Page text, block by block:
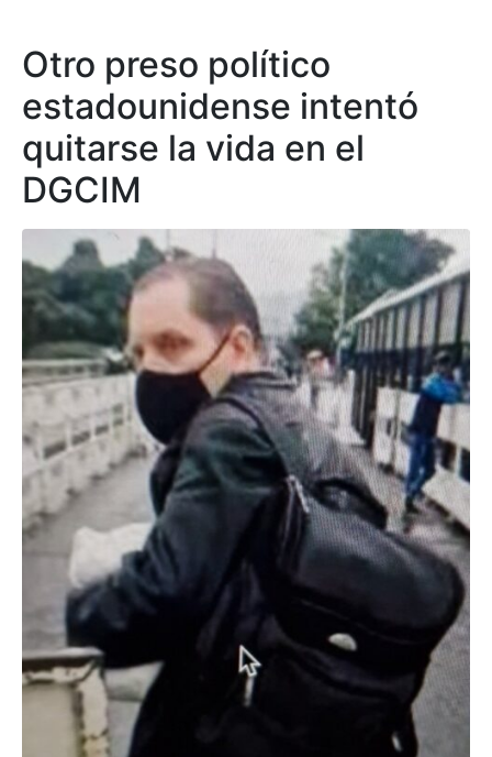
Otro preso político
estadounidense intentó
quitarse la vida en el
DGCIM